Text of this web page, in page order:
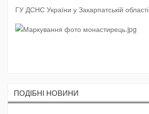
ГУ ДСНС України у Закарпатській області
ПОДIБНI НОВИНИ